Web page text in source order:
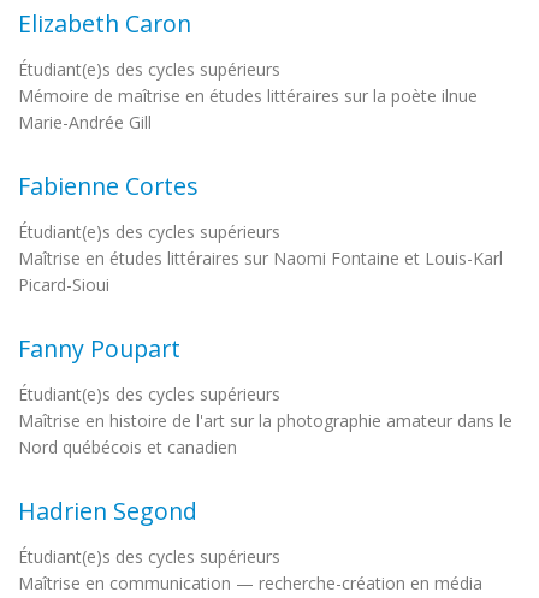
Elizabeth Caron
Étudiant(e)s des cycles supérieurs
Mémoire de maîtrise en études littéraires sur la poète ilnue
Marie-Andrée Gill
Fabienne Cortes
Étudiant(e)s des cycles supérieurs
Maîtrise en études littéraires sur Naomi Fontaine et Louis-Karl
Picard-Sioui
Fanny Poupart
Étudiant(e)s des cycles supérieurs
Maîtrise en histoire de l'art sur la photographie amateur dans le
Nord québécois et canadien
Hadrien Segond
Étudiant(e)s des cycles supérieurs
Maîtrise en communication — recherche-création en média